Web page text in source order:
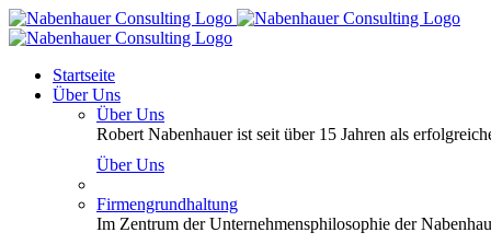
Zum
Inhalt
Startseite
Über Uns
Über Uns
Robert Nabenhauer ist seit über 15 Jahren als
Über Uns
Firmengrundhaltung
Im Zentrum der Unternehmensphilosophie der